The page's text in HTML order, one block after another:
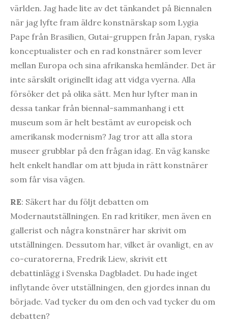
världen. Jag hade lite av det tänkandet på Biennalen
när jag lyfte fram äldre konstnärskap som Lygia
Pape från Brasilien, Gutai-gruppen från Japan, ryska
konceptualister och en rad konstnärer som lever
mellan Europa och sina afrikanska hemländer. Det är
inte särskilt originellt idag att vidga vyerna. Alla
försöker det på olika sätt. Men hur lyfter man in
dessa tankar från biennal-sammanhang i ett
museum som är helt bestämt av europeisk och
amerikansk modernism? Jag tror att alla stora
museer grubblar på den frågan idag. En väg kanske
helt enkelt handlar om att bjuda in rätt konstnärer
som får visa vägen.
RE: Säkert har du följt debatten om
Modernautställningen. En rad kritiker, men även en
gallerist och några konstnärer har skrivit om
utställningen. Dessutom har, vilket är ovanligt, en av
co-curatorerna, Fredrik Liew, skrivit ett
debattinlägg i Svenska Dagbladet. Du hade inget
inflytande över utställningen, den gjordes innan du
började. Vad tycker du om den och vad tycker du om
debatten?